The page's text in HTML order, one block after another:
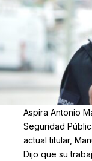
Aspira Antonio
Seguridad
actual titular,
Dijo que su